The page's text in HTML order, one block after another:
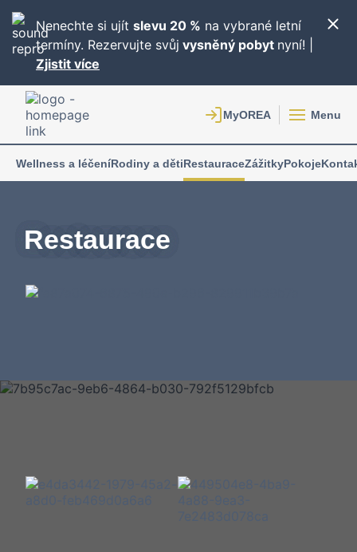
Nenechte si ujít slevu 20 % na vybrané letní
termíny. Rezervujte svůj vysněný pobyt nyní! |
Zjistit více
Menu
Wellness a léčeníRodiny a dětiRestauraceZážitkyPokoje
Restaurace